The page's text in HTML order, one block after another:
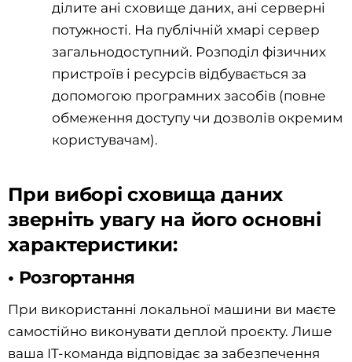
ділите ані сховище даних, ані серверні
потужності. На публічній хмарі сервер
загальнодоступний. Розподіл фізичних
пристроїв і ресурсів відбувається за
допомогою програмних засобів (повне
обмеження доступу чи дозволів окремим
користувачам).
При виборі сховища даних
зверніть увагу на його основні
характеристики:
• Розгортання
При використанні локальної машини ви маєте
самостійно виконувати деплой проєкту. Лише
ваша IT-команда відповідає за забезпечення